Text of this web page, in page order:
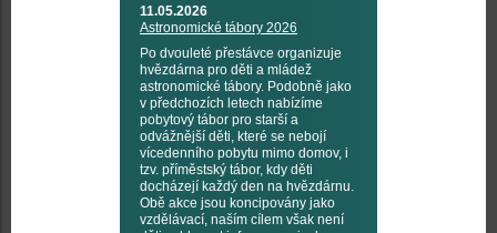
11.05.2026
Astronomické tábory 2026
Po dvouleté přestávce organizuje
hvězdárna pro děti a mládež
astronomické tábory. Podobně jako
v předchozích letech nabízíme
pobytový tábor pro starší a
odvážnější děti, které se nebojí
vícedenního pobytu mimo domov, i
tzv. příměstský tábor, kdy děti
docházejí každý den na hvězdárnu.
Obě akce jsou koncipovány jako
vzdělávací, naším cílem však není